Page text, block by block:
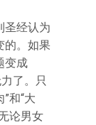
圣经认为
的。如果
变成
了。只
和“大
论男女